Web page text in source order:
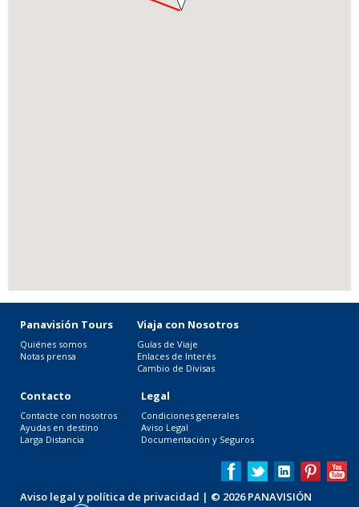
Panavisión Tours
Quiénes somos
Notas prensa
Viaja con Nosotros
Guías de Viaje
Enlaces de Interés
Cambio de Divisas
Contacto
Contacte con nosotros
Ayudas en destino
Larga Distancia
Legal
Condiciones generales
Aviso Legal
Documentación y Seguros
Aviso legal y política de privacidad | © 2026 PANAVISIÓN